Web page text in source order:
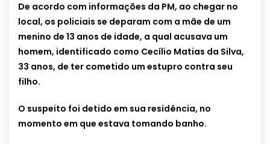
De acordo com informações da PM, ao chegar no
local, os policiais se deparam com a mãe de um
menino de 13 anos de idade, a qual acusava um
homem, identificado como Cecílio Matias da Silva,
33 anos, de ter cometido um estupro contra seu
filho.
O suspeito foi detido em sua residência, no
momento em que estava tomando banho.